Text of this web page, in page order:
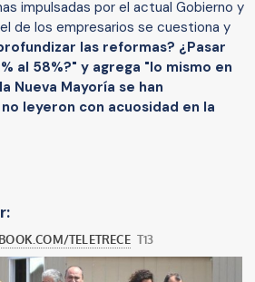
impulsadas por el actual Gobierno y
de los empresarios se cuestiona y
las reformas? ¿Pasar
al 58%?" y agrega "lo mismo en
Nueva Mayoría se han
leyeron con acuosidad en la